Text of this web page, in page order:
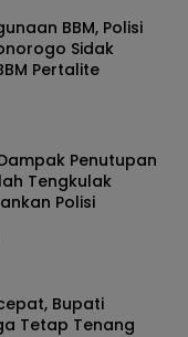
BBM, Polisi
Sidak
Pertalite
Penutupan
Tengkulak
Polisi
Bupati
Tetap Tenang